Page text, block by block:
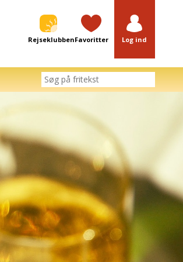
RejseklubbenFavoritter Log ind